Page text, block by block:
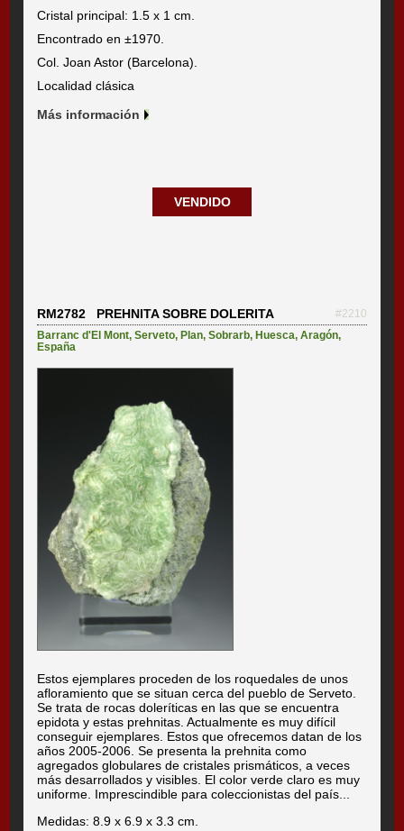
Cristal principal: 1.5 x 1 cm.
Encontrado en ±1970.
Col. Joan Astor (Barcelona).
Localidad clásica
Más información
VENDIDO
RM2782 PREHNITA SOBRE DOLERITA
#2210
Barranc d'El Mont,Serveto, Plan,Sobrarb, Huesca,Aragón,
España
Estos ejemplares proceden de los roquedales de unos
afloramiento que se situan cerca del pueblo de Serveto.
Se trata de rocas doleríticas en las que se encuentra
epidota y estas prehnitas. Actualmente es muy difícil
conseguir ejemplares. Estos que ofrecemos datan de los
años 2005-2006. Se presenta la prehnita como
agregados globulares de cristales prismáticos, a veces
más desarrollados y visibles. El color verde claro es muy
uniforme. Imprescindible para coleccionistas del país...
Medidas: 8.9 x 6.9 x 3.3 cm.